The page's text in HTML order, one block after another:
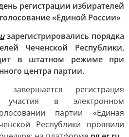
регистрации избирателей
«Единой России»
зарегистрировались порядка
Чеченской Республики,
в штатном режиме при
центра партии.
регистрация
участия в электронном
партии «Единая
Республики проявили